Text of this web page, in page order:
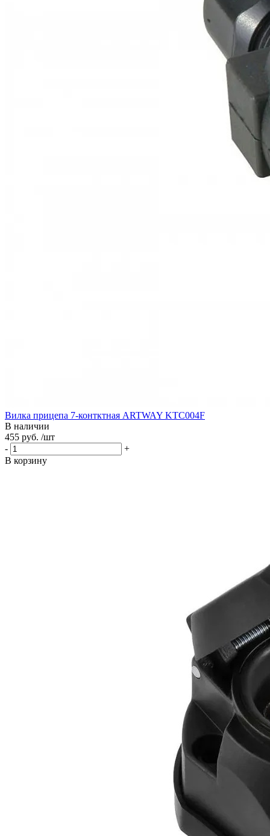
Вилка прицепа 7-контктная ARTWAY KTC004F
В наличии
455 руб. /шт
-
+
В корзину